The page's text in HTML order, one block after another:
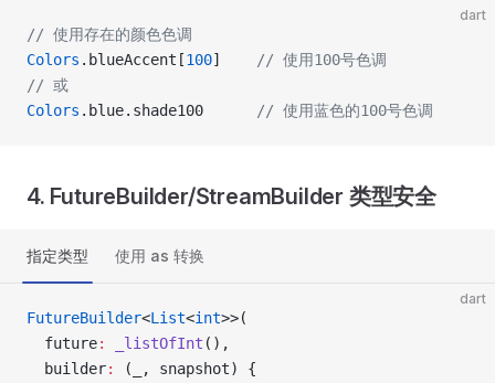
dart
// 使用存在的颜色色调
Colors .blueAccent[100]
// 使用100号色调
// 或
Colors .blue.shade100 // 使用蓝色的100号色调
4. FutureBuilder/StreamBuilder 类型安全
指定类型 使用 as 转换
dart
FutureBuilder<List<int>>(
  future
: _listOfInt (),
  builder
:
(_, snapshot) {